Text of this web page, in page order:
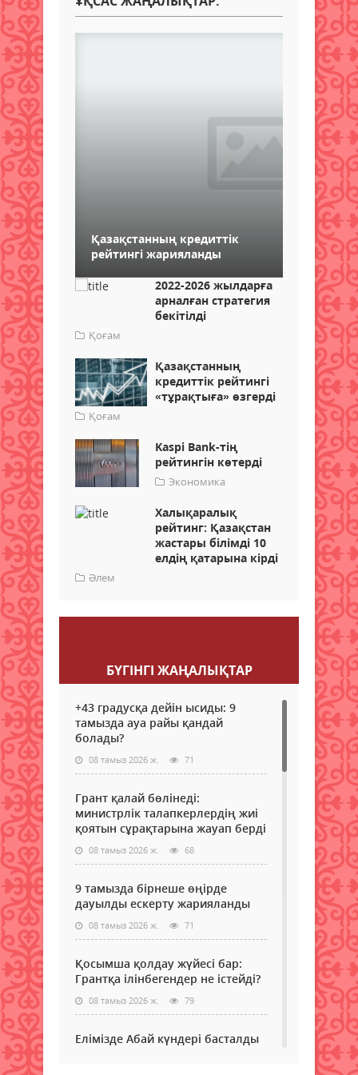
Қазақстанның кредиттік
рейтингі жарияланды
2022-2026 жылдарға
арналған стратегия
бекітілді
Қоғам
Қазақстанның
кредиттік рейтингі
«тұрақтыға» өзгерді
Қоғам
Kaspi Bank-тің
рейтингін көтерді
Экономика
Халықаралық
рейтинг: Қазақстан
жастары білімді 10
елдің қатарына кірді
Әлем
БҮГІНГI ЖАҢАЛЫҚТАР
+43 градусқа дейін ысиды: 9
тамызда ауа райы қандай
болады?
08 тамыз 2026 ж. 71
Грант қалай бөлінеді:
министрлік талапкерлердің жиі
қоятын сұрақтарына жауап берді
08 тамыз 2026 ж. 68
9 тамызда бірнеше өңірде
дауылды ескерту жарияланды
08 тамыз 2026 ж. 71
Қосымша қолдау жүйесі бар:
Грантқа ілінбегендер не істейді?
08 тамыз 2026 ж. 79
Елімізде Абай күндері басталды